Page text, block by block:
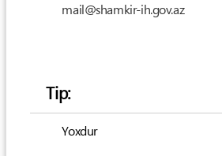
mail@shamkir-ih.gov.az
Tip:
Yoxdur